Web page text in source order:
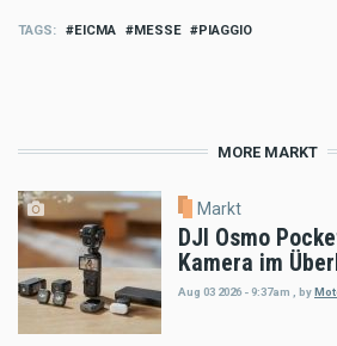
TAGS EICMA MESSE PIAGGIO
MORE MARKT
Markt
DJI Osmo
Kamera im
Aug 03 2026 - 9:37am , by